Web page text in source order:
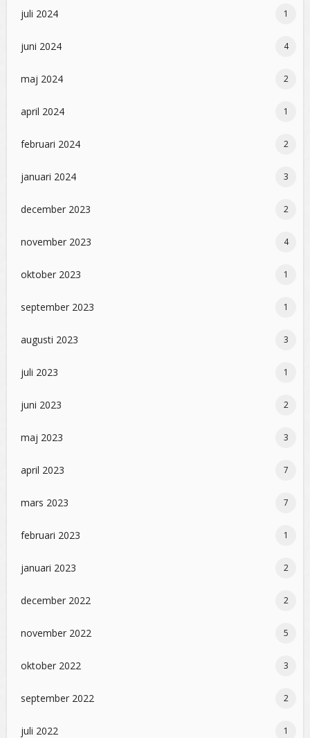
juli 2024 1
juni 2024 4
maj 2024 2
april 2024 1
februari 2024 2
januari 2024 3
december 2023 2
november 2023 4
oktober 2023 1
september 2023 1
augusti 2023 3
juli 2023 1
juni 2023 2
maj 2023 3
april 2023 7
mars 2023 7
februari 2023 1
januari 2023 2
december 2022 2
november 2022 5
oktober 2022 3
september 2022 2
juli 2022 1